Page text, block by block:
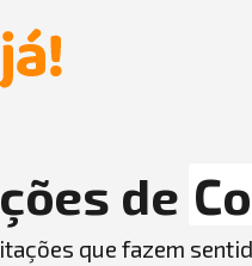
de
que fazem